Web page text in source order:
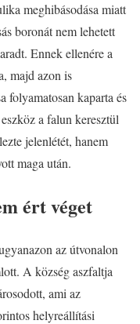
meghibásodása miatt
boronát nem lehetett
Ennek ellenére a
majd azon is
folyamatosan kaparta és
a falun keresztül
jelenlétét, hanem
maga után.
ért véget
az útvonalon
A község aszfaltja
ami az
helyreállítási